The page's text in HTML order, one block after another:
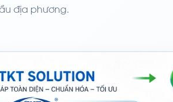
địa phương.